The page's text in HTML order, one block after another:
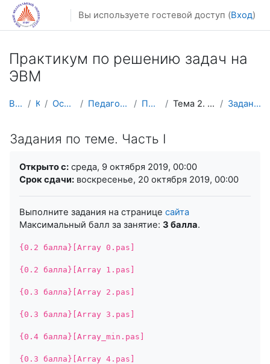
Перейти к основному содержанию
Вы используете гостевой доступ (Вход)
Практикум по решению задач на
ЭВМ
В начало Курсы Осенний семестр Педагогическое образование ПРЗ на ЭВМ 5 к Тема 2. Одномерные массивы Задания по теме. Часть I
Задания по теме. Часть I
Открыто с: среда, 9 октября 2019, 00:00
Срок сдачи: воскресенье, 20 октября 2019, 00:00
Выполните задания на странице сайта
Максимальный балл за занятие: 3 балла.
{0.2 балла}[Array 0.pas]
{0.2 балла}[Array 1.pas]
{0.3 балла}[Array 2.pas]
{0.3 балла}[Array 3.pas]
{0.4 балла}[Array_min.pas]
{0.3 балла}[Array 4.pas]